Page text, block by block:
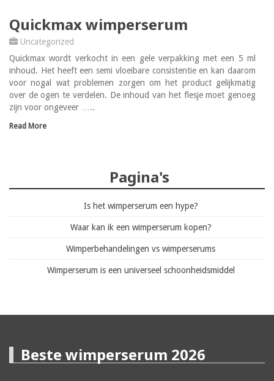
Quickmax wimperserum
Uncategorized
Quickmax wordt verkocht in een gele verpakking met een 5 ml
inhoud. Het heeft een semi vloeibare consistentie en kan daarom
voor nogal wat problemen zorgen om het product gelijkmatig
over de ogen te verdelen. De inhoud van het flesje moet genoeg
zijn voor ongeveer …..
Read More
Pagina's
Is het wimperserum een hype?
Waar kan ik een wimperserum kopen?
Wimperbehandelingen vs wimperserums
Wimperserum is een universeel schoonheidsmiddel
Beste wimperserum 2026